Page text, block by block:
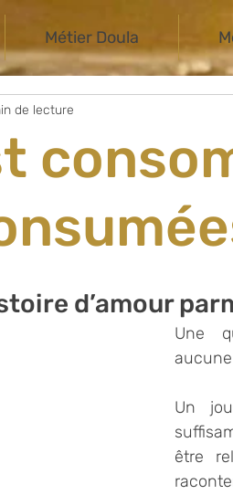
Métier Doula
de lecture
d’amour
Une
Un
être